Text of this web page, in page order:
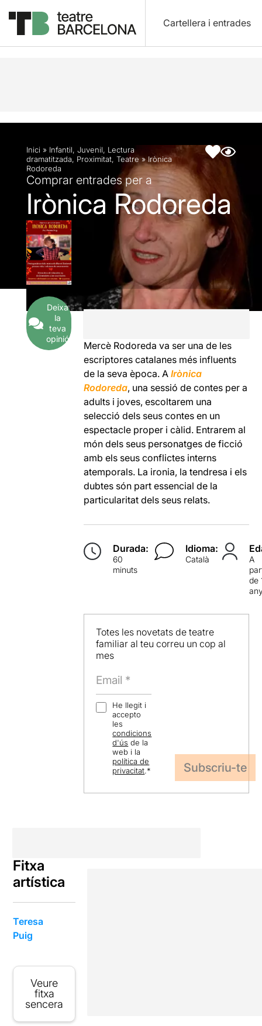
Cartellera i entrades
Descripció Fitxa artística
Inici » Infantil, Juvenil, Lectura
dramatitzada, Proximitat, Teatre»Irònica
Rodoreda
Comprar entrades per a
Irònica Rodoreda
Deixa
la
teva
opinió
Mercè Rodoreda va ser una de les
escriptores catalanes més influents
de la seva època. AIrònica
Rodoreda, una sessió de contes per a
adults i joves, escoltarem una
selecció dels seus contes en un
espectacle proper i càlid. Entrarem al
món dels seus personatges de ficció
amb els seus conflictes interns
atemporals. La ironia, la tendresa i els
dubtes són part essencial de la
particularitat dels seus relats.
Durada:
60
minuts
Idioma:
Català
A
de
Totes les novetats de teatre
familiar al teu correu un cop al
mes
He llegit i
accepto
les
condicions
d'ús de la
web i la
política de
privacitat.*
Fitxa
artística
Teresa
Puig
Veure
fitxa
sencera